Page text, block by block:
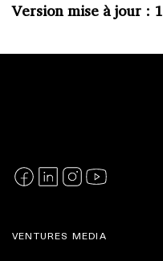
Version mise à jour : 1
VENTURES MEDIA